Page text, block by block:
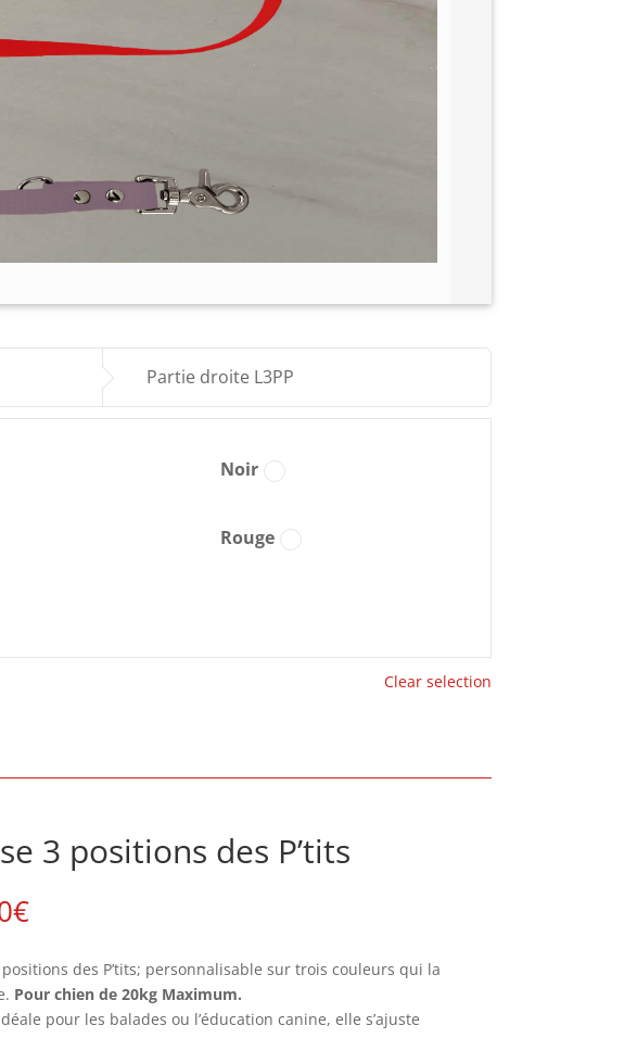
Partie droite L3PP
Noir
Rouge
Clear selection
3 positions des P’tits
€
positions des P’tits; personnalisable sur trois couleurs qui la
Pour chien de 20kg Maximum.
pour les balades ou l’éducation canine, elle s’ajuste